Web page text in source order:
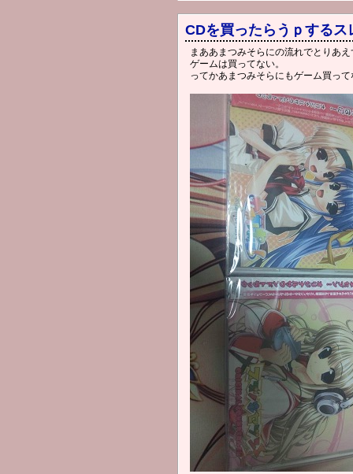
CDを買ったらうｐするス
まああまつみそらにの流れでとりあ
ゲームは買ってない。
ってかあまつみそらにもゲーム買っ